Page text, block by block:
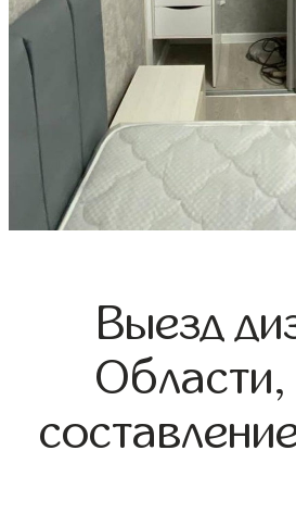
Выезд
Области,